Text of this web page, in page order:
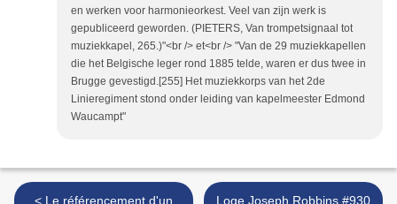
en werken voor harmonieorkest. Veel van zijn werk is
gepubliceerd geworden. (PIETERS, Van trompetsignaal tot
muziekkapel, 265.)"<br /> et<br /> "Van de 29 muziekkapellen
die het Belgische leger rond 1885 telde, waren er dus twee in
Brugge gevestigd.[255] Het muziekkorps van het 2de
Linieregiment stond onder leiding van kapelmeester Edmond
Waucampt"
< Le référencement d'un
Loge Joseph Robbins #930